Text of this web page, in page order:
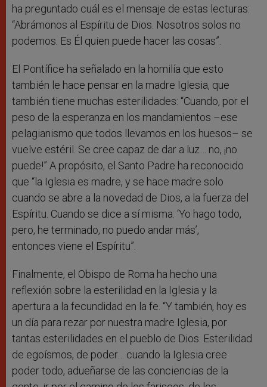
ha preguntado cuál es el mensaje de estas lecturas:
“Abrámonos al Espíritu de Dios. Nosotros solos no
podemos. Es Él quien puede hacer las cosas”.
El Pontífice ha señalado en la homilía que esto
también le hace pensar en la madre Iglesia, que
también tiene muchas esterilidades: “Cuando, por el
peso de la esperanza en los mandamientos –ese
pelagianismo que todos llevamos en los huesos– se
vuelve estéril. Se cree capaz de dar a luz… no, ¡no
puede!” A propósito, el Santo Padre ha reconocido
que “la Iglesia es madre, y se hace madre solo
cuando se abre a la novedad de Dios, a la fuerza del
Espíritu. Cuando se dice a sí misma: ‘Yo hago todo,
pero, he terminado, no puedo andar más’,
entonces viene el Espíritu”.
Finalmente, el Obispo de Roma ha hecho una
reflexión sobre la esterilidad en la Iglesia y la
apertura a la fecundidad en la fe. “Y también, hoy es
un día para rezar por nuestra madre Iglesia, por
tantas esterilidades en el pueblo de Dios. Esterilidad
de egoísmos, de poder… cuando la Iglesia cree
poder todo, adueñarse de las conciencias de la